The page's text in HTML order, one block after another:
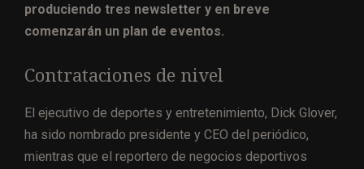
produciendo tres newsletter y en breve
comenzarán un plan de eventos.
Contrataciones de nivel
El ejecutivo de deportes y entretenimiento, Dick Glover,
ha sido nombrado presidente y CEO del periódico,
mientras que el reportero de negocios deportivos